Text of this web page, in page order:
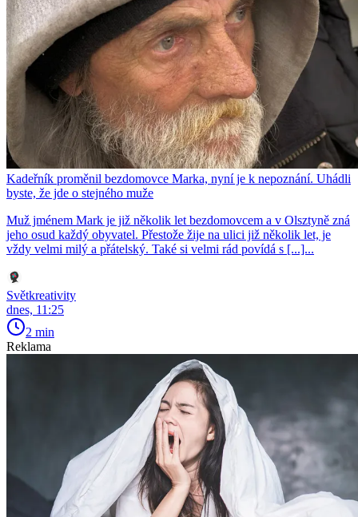
Kadeřník proměnil bezdomovce Marka, nyní je k nepoznání. Uhádli
byste, že jde o stejného muže
Muž jménem Mark je již několik let bezdomovcem a v Olsztyně zná
jeho osud každý obyvatel. Přestože žije na ulici již několik let, je
vždy velmi milý a přátelský. Také si velmi rád povídá s [...]...
Světkreativity
dnes, 11:25
2 min
Reklama